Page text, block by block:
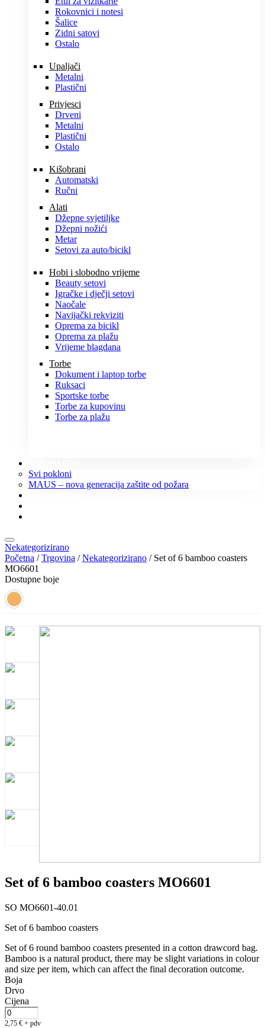
Rokovnici i notesi
Šalice
Zidni satovi
Ostalo
Upaljači
Metalni
Plastični
Privjesci
Drveni
Metalni
Plastični
Ostalo
Kišobrani
Automatski
Ručni
Alati
Džepne svjetiljke
Džepni nožići
Metar
Setovi za auto/bicikl
Hobi i slobodno vrijeme
Beauty setovi
Igračke i dječji setovi
Naočale
Navijački rekviziti
Oprema za bicikl
Oprema za plažu
Vrijeme blagdana
Torbe
Dokument i laptop torbe
Ruksaci
Sportske torbe
Torbe za kupovinu
Torbe za plažu
Svi pokloni
MAUS – nova generacija zaštite od požara
Nekategorizirano
Početna /Trgovina /Nekategorizirano / Set of 6 bamboo coasters
MO6601
Dostupne boje
Set of 6 bamboo coasters MO6601
SO MO6601-40.01
Set of 6 bamboo coasters
Set of 6 round bamboo coasters presented in a cotton drawcord bag.
Bamboo is a natural product, there may be slight variations in colour
and size per item, which can affect the final decoration outcome.
Boja
Drvo
Cijena
2,75 € + pdv